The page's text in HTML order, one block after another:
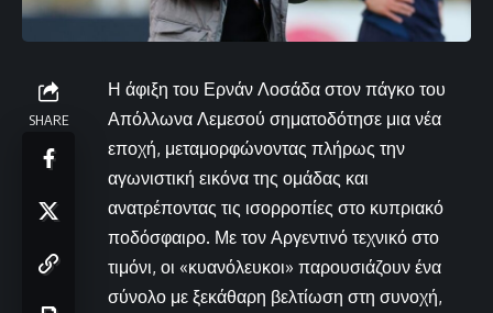
SHARE
Η άφιξη του Ερνάν Λοσάδα στον πάγκο του
Απόλλωνα Λεμεσού σηματοδότησε μια νέα
εποχή, μεταμορφώνοντας πλήρως την
αγωνιστική εικόνα της ομάδας και
ανατρέποντας τις ισορροπίες στο κυπριακό
ποδόσφαιρο. Με τον Αργεντινό τεχνικό στο
τιμόνι, οι «κυανόλευκοι» παρουσιάζουν ένα
σύνολο με ξεκάθαρη βελτίωση στη συνοχή,